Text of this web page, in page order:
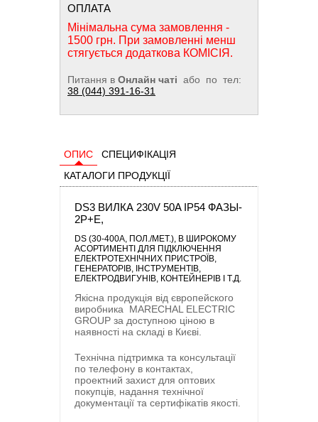
ОПЛАТА
Мінімальна сума замовлення -
1500 грн. При замовленні менш
стягується додаткова КОМІСІЯ.
Питання в Онлайн чаті або по тел:
38 (044) 391-16-31
ОПИС
СПЕЦИФІКАЦІЯ
КАТАЛОГИ ПРОДУКЦІЇ
DS3 ВИЛКА 230V 50A IP54 ФАЗЫ-
2P+E,
DS (30-400A, ПОЛ./МЕТ.), В ШИРОКОМУ
АСОРТИМЕНТІ ДЛЯ ПІДКЛЮЧЕННЯ
ЕЛЕКТРОТЕХНІЧНИХ ПРИСТРОЇВ,
ГЕНЕРАТОРІВ, ІНСТРУМЕНТІВ,
ЕЛЕКТРОДВИГУНІВ, КОНТЕЙНЕРІВ І Т.Д.
Якісна продукція від європейского
виробника MARECHAL ELECTRIC
GROUP за доступною ціною в
наявності на складі в Києві.
Технічна підтримка та консультації
по телефону в контактах,
проектний захист для оптових
покупців, надання технічної
документації та сертифікатів якості.